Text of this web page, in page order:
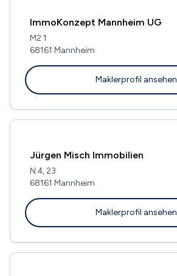
ImmoKonzept Mannheim UG
M2 1
68161 Mannheim
Maklerprofil ansehen
Jürgen Misch Immobilien
N 4, 23
68161 Mannheim
Maklerprofil ansehen